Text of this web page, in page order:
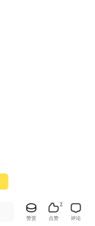
赞赏
2
点赞 评论